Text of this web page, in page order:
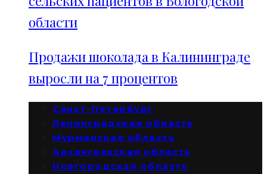
области
Продажи шоколада в Калининграде
выросли на 7 процентов
Санкт-Петербург
Ленинградская область
Мурманская область
Архангельская область
Новгородская область